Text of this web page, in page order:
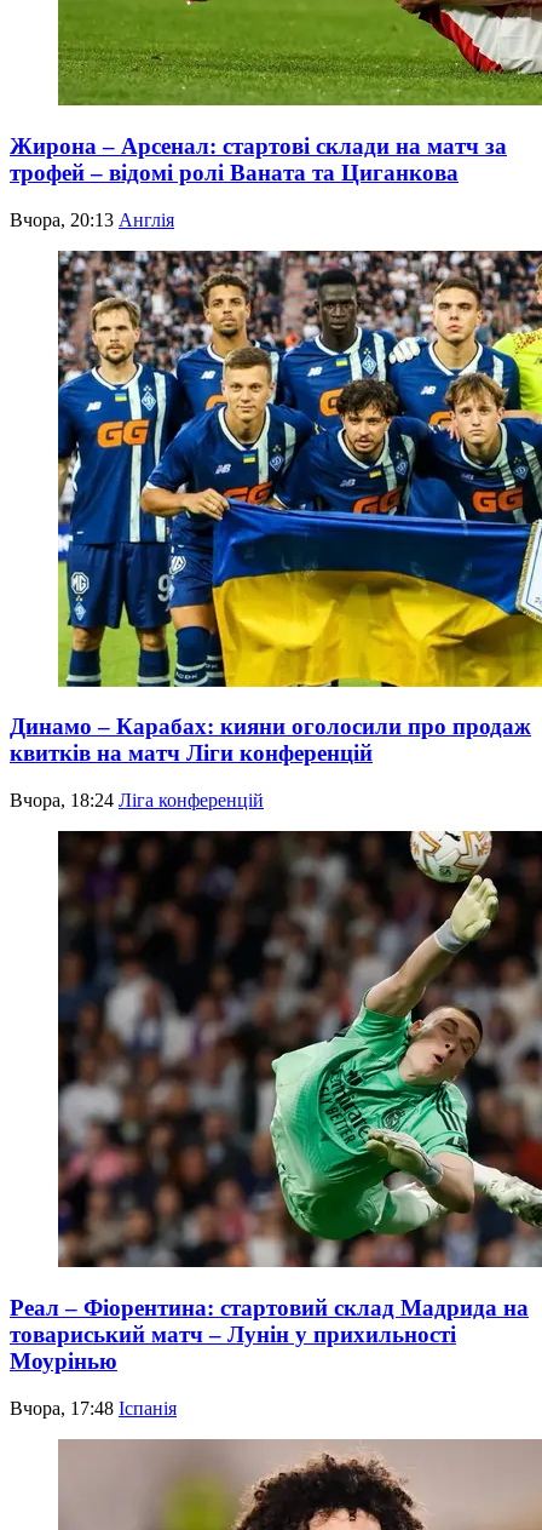
Жирона – Арсенал: стартові склади на матч за
трофей – відомі ролі Ваната та Циганкова
Вчора, 20:13 Англія
Динамо – Карабах: кияни оголосили про продаж
квитків на матч Ліги конференцій
Вчора, 18:24 Ліга конференцій
Реал – Фіорентина: стартовий склад Мадрида на
товариський матч – Лунін у прихильності
Моурінью
Вчора, 17:48 Іспанія